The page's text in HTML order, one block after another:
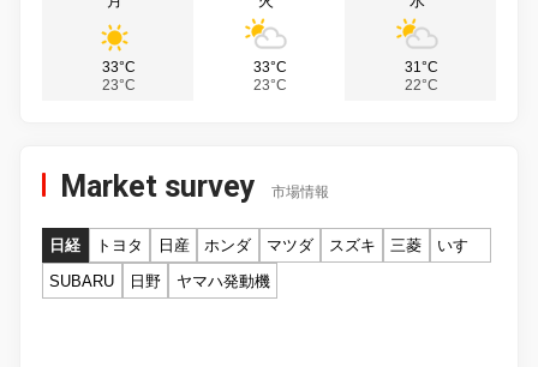
33°C
23°C
33°C
23°C
31°C
22°C
Market survey 市場情報
日経 トヨタ 日産 ホンダ マツダ スズキ 三菱
いすゞ
SUBARU
日野 ヤマハ発動機